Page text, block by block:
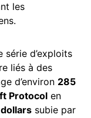
les
série d’exploits
liés à des
d’environ 285
Protocol en
subie par